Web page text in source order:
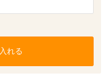
れる